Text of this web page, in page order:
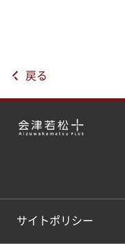
戻る
サイトポリシー